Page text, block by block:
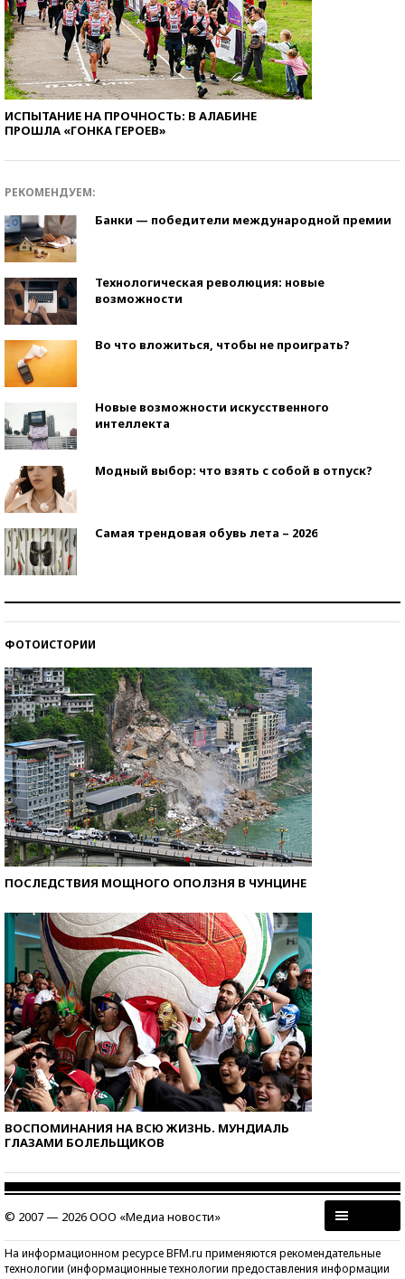
ИСПЫТАНИЕ НА ПРОЧНОСТЬ: В АЛАБИНЕ
ПРОШЛА «ГОНКА ГЕРОЕВ»
РЕКОМЕНДУЕМ:
Банки — победители международной премии
Технологическая революция: новые
возможности
Во что вложиться, чтобы не проиграть?
Новые возможности искусственного
интеллекта
Модный выбор: что взять с собой в отпуск?
Самая трендовая обувь лета – 2026
ФОТОИСТОРИИ
ПОСЛЕДСТВИЯ МОЩНОГО ОПОЛЗНЯ В ЧУНЦИНЕ
ВОСПОМИНАНИЯ НА ВСЮ ЖИЗНЬ. МУНДИАЛЬ
ГЛАЗАМИ БОЛЕЛЬЩИКОВ
© 2007 — 2026 ООО «Медиа новости»
На информационном ресурсе BFM.ru применяются рекомендательные
технологии (информационные технологии предоставления информации